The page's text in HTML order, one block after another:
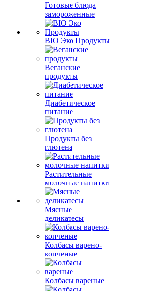
Готовые блюда
замороженные
BIO Эко Продукты
Веганские
продукты
Диабетическое
питание
Продукты без
глютена
Растительные
молочные напитки
Мясные
деликатесы
Колбасы варено-
копченые
Колбасы вареные